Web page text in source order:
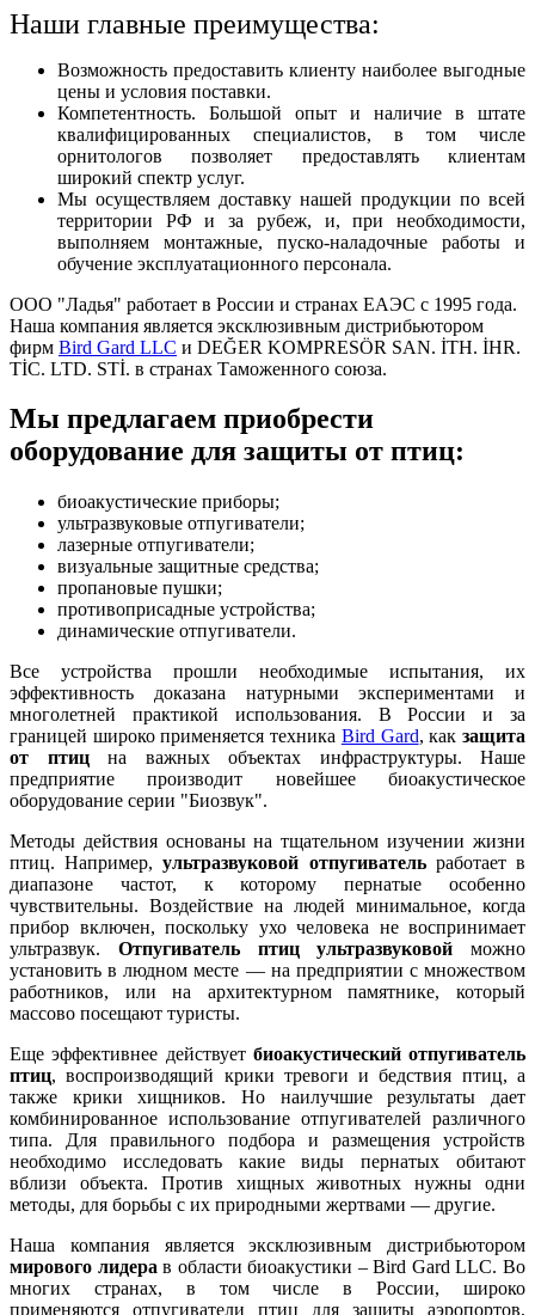
Наши главные преимущества:
Возможность предоставить клиенту наиболее выгодные
цены и условия поставки.
Компетентность. Большой опыт и наличие в штате
квалифицированных специалистов, в том числе
орнитологов позволяет предоставлять клиентам
широкий спектр услуг.
Мы осуществляем доставку нашей продукции по всей
территории РФ и за рубеж, и, при необходимости,
выполняем монтажные, пуско-наладочные работы и
обучение эксплуатационного персонала.
ООО "Ладья" работает в России и странах ЕАЭС с 1995 года.
Наша компания является эксклюзивным дистрибьютором
фирм Bird Gard LLC и DEĞER KOMPRESÖR SAN. İTH. İHR.
TİC. LTD. STİ. в странах Таможенного союза.
Мы предлагаем приобрести
оборудование для защиты от птиц:
биоакустические приборы;
ультразвуковые отпугиватели;
лазерные отпугиватели;
визуальные защитные средства;
пропановые пушки;
противоприсадные устройства;
динамические отпугиватели.
Все устройства прошли необходимые испытания, их
эффективность доказана натурными экспериментами и
многолетней практикой использования. В России и за
границей широко применяется техника Bird Gard, какзащита
от птицна важных объектах инфраструктуры. Наше
предприятие производит новейшее биоакустическое
оборудование серии "Биозвук".
Методы действия основаны на тщательном изучении жизни
птиц. Например,ультразвуковой отпугивательработает в
диапазоне частот, к которому пернатые особенно
чувствительны. Воздействие на людей минимальное, когда
прибор включен, поскольку ухо человека не воспринимает
ультразвук. Отпугиватель птиц ультразвуковой можно
установить в людном месте — на предприятии с множеством
работников, или на архитектурном памятнике, который
массово посещают туристы.
Еще эффективнее действует биоакустический отпугиватель
птиц, воспроизводящий крики тревоги и бедствия птиц, а
также крики хищников. Но наилучшие результаты дает
комбинированное использование отпугивателей различного
типа. Для правильного подбора и размещения устройств
необходимо исследовать какие виды пернатых обитают
вблизи объекта. Против хищных животных нужны одни
методы, для борьбы с их природными жертвами — другие.
Наша компания является эксклюзивным дистрибьютором
мирового лидера в области биоакустики – Bird Gard LLC. Во
многих странах, в том числе в России, широко
применяются отпугиватели птиц для защиты аэропортов,